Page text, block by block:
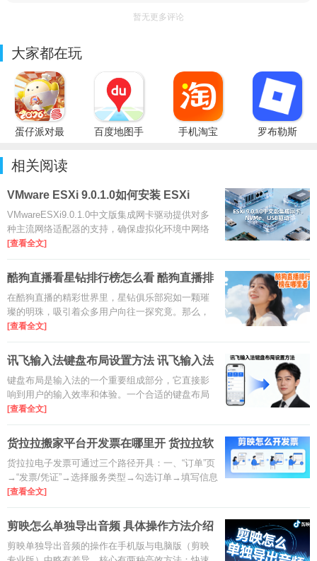
暂无更多评论
大家都在玩
蛋仔派对最
百度地图手
手机淘宝
罗布勒斯
相关阅读
VMware ESXi 9.0.1.0如何安装 ESXi
9.0.1.0使用教程
VMwareESXi9.0.1.0中文版集成网卡驱动提供对多
种主流网络适配器的支持，确保虚拟化环境中网络
连接稳定高效，驱动经过优化，兼容性强，方便管
理员快速识别和管理物理网卡，提升整体系统性能
和可靠性，满足企业虚拟化网络需求。
[查看全文]
酷狗直播看星钻排行榜怎么看 酷狗直播排
行榜在哪里看
在酷狗直播的精彩世界里，星钻俱乐部宛如一颗璀
璨的明珠，吸引着众多用户向往一探究竟。那么，
究竟该如何进入这个充满魅力的星钻俱乐部呢？
[查看全文]
讯飞输入法键盘布局设置方法 讯飞输入法
键盘布局设置在哪里
键盘布局是输入法的一个重要组成部分，它直接影
响到用户的输入效率和体验。一个合适的键盘布局
能够让你在打字时更加得心应手，减少误操作，提
高输入速度。而讯飞输入法提供了多种键盘布局供
用户选择，满足不同用户的需求。
[查看全文]
货拉拉搬家平台开发票在哪里开 货拉拉软
件怎么开电子发票
货拉拉电子发票可通过三个路径开具：一、“订单”页
→“发票/凭证”→选择服务类型→勾选订单→填写信息
提交；二、“我的”页→“发票报销”→同上流程；三、
企业版APP→“企业钱包”→“发票报销”→按行程开票
→选电子或纸质专票→填企业信息提交。
[查看全文]
剪映怎么单独导出音频 具体操作方法介绍
剪映单独导出音频的操作在手机版与电脑版（剪映